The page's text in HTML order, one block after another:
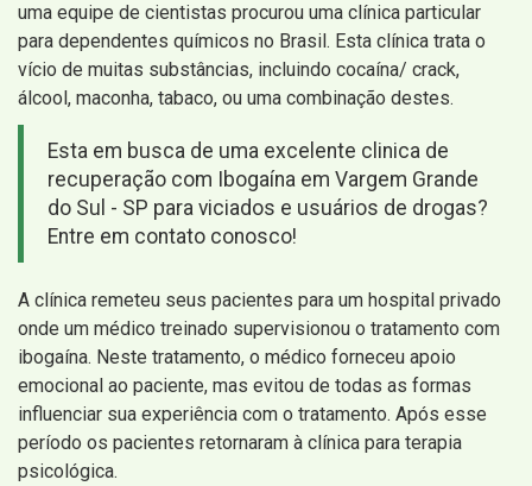
uma equipe de cientistas procurou uma clínica particular
para dependentes químicos no Brasil. Esta clínica trata o
vício de muitas substâncias, incluindo cocaína/ crack,
álcool, maconha, tabaco, ou uma combinação destes.
Esta em busca de uma excelente clinica de
recuperação com Ibogaína em Vargem Grande
do Sul - SP para viciados e usuários de drogas?
Entre em contato conosco!
A clínica remeteu seus pacientes para um hospital privado
onde um médico treinado supervisionou o tratamento com
ibogaína. Neste tratamento, o médico forneceu apoio
emocional ao paciente, mas evitou de todas as formas
influenciar sua experiência com o tratamento. Após esse
período os pacientes retornaram à clínica para terapia
psicológica.